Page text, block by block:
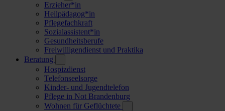
Erzieher*in
Heilpädagog*in
Pflegefachkraft
Sozialassistent*in
Gesundheitsberufe
Freiwilligendienst und Praktika
Beratung
Hospizdienst
Telefonseelsorge
Kinder- und Jugendtelefon
Pflege in Not Brandenburg
Wohnen für Geflüchtete